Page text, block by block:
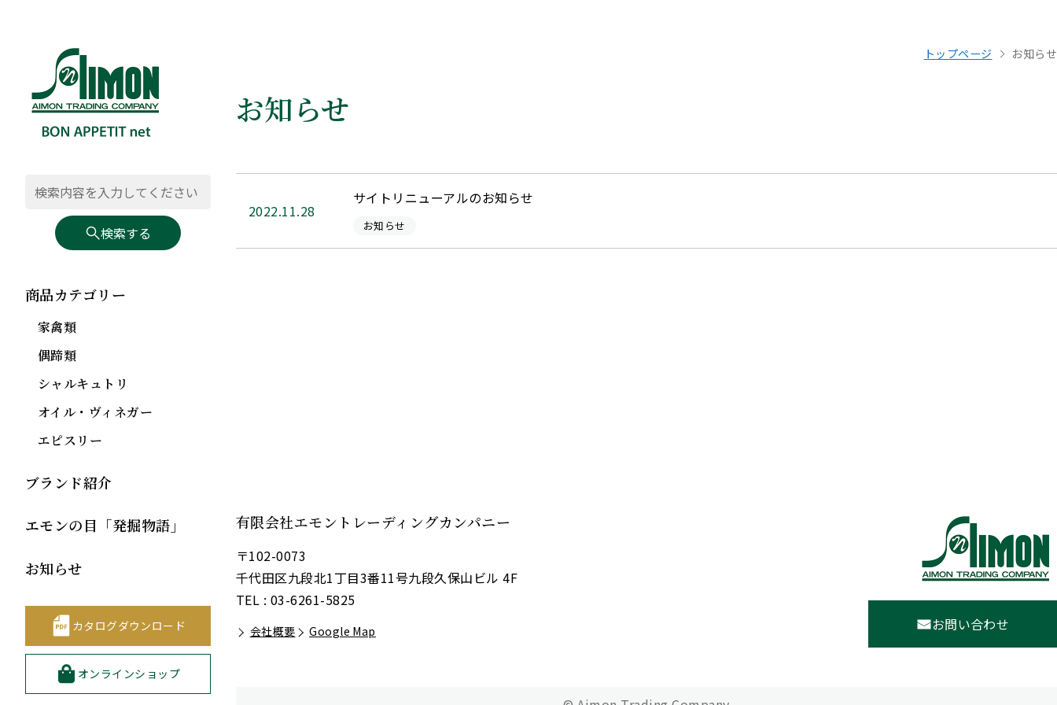
検索する
商品カテゴリー
家禽類
偶蹄類
シャルキュトリ
オイル・ヴィネガー
エピスリー
ブランド紹介
エモンの目「発掘物語」
お知らせ
カタログダウンロード
オンラインショップ
トップページ お知らせ
お知らせ
2022.11.28
サイトリニューアルのお知らせ
お知らせ
有限会社エモントレーディングカンパニー
〒102-0073
千代田区九段北1丁目3番11号九段久保山ビル 4F
TEL : 03-6261-5825
会社概要 Google Map お問い合わせ